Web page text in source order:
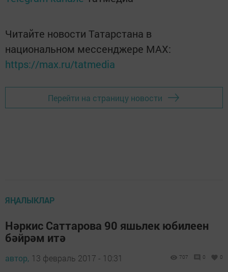
Читайте новости Татарстана в
национальном мессенджере MАХ:
https://max.ru/tatmedia
Перейти на страницу новости
ЯҢАЛЫКЛАР
Нәркис Саттарова 90 яшьлек юбилеен
бәйрәм итә
автор, 13 февраль 2017 - 10:31 707 0 0